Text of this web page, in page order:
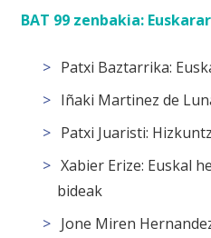
BAT 99 zenbakia:
Patxi Baztarrika:
Iñaki Martinez de
Patxi Juaristi:
Xabier Erize: Euskal
bideak
Jone Miren